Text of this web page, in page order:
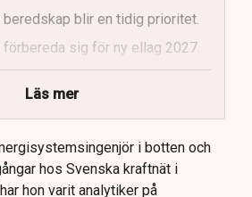
blir en tidig prioritet.
sig för ny ellag 2027.
se en mer proaktiv
Läs mer
i botten och
hos Svenska kraftnät i
hon varit analytiker på